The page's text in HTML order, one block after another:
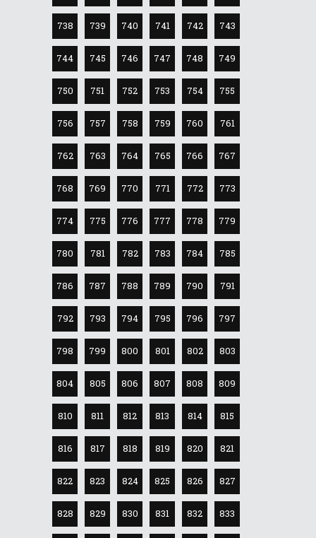
738 739 740 741 742 743
744 745 746 747 748 749
750 751 752 753 754 755
756 757 758 759 760 761
762 763 764 765 766 767
768 769 770 771 772 773
774 775 776 777 778 779
780 781 782 783 784 785
786 787 788 789 790 791
792 793 794 795 796 797
798 799 800 801 802 803
804 805 806 807 808 809
810 811 812 813 814 815
816 817 818 819 820 821
822 823 824 825 826 827
828 829 830 831 832 833